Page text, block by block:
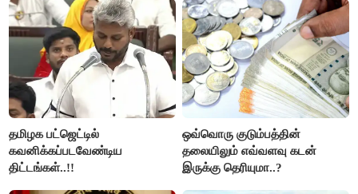
தமிழக பட்ஜெட்டில்
கவனிக்கப்படவேண்டிய
திட்டங்கள்..!!
ஒவ்வொரு குடும்பத்தின்
தலையிலும் எவ்வளவு கடன்
இருக்கு தெரியுமா..?